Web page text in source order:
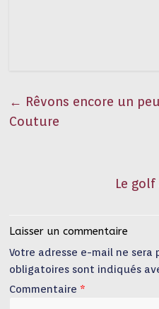
← Rêvons encore un
Couture
Le
Laisser un commentaire
Votre adresse e-mail ne sera
obligatoires sont indiqués
Commentaire *